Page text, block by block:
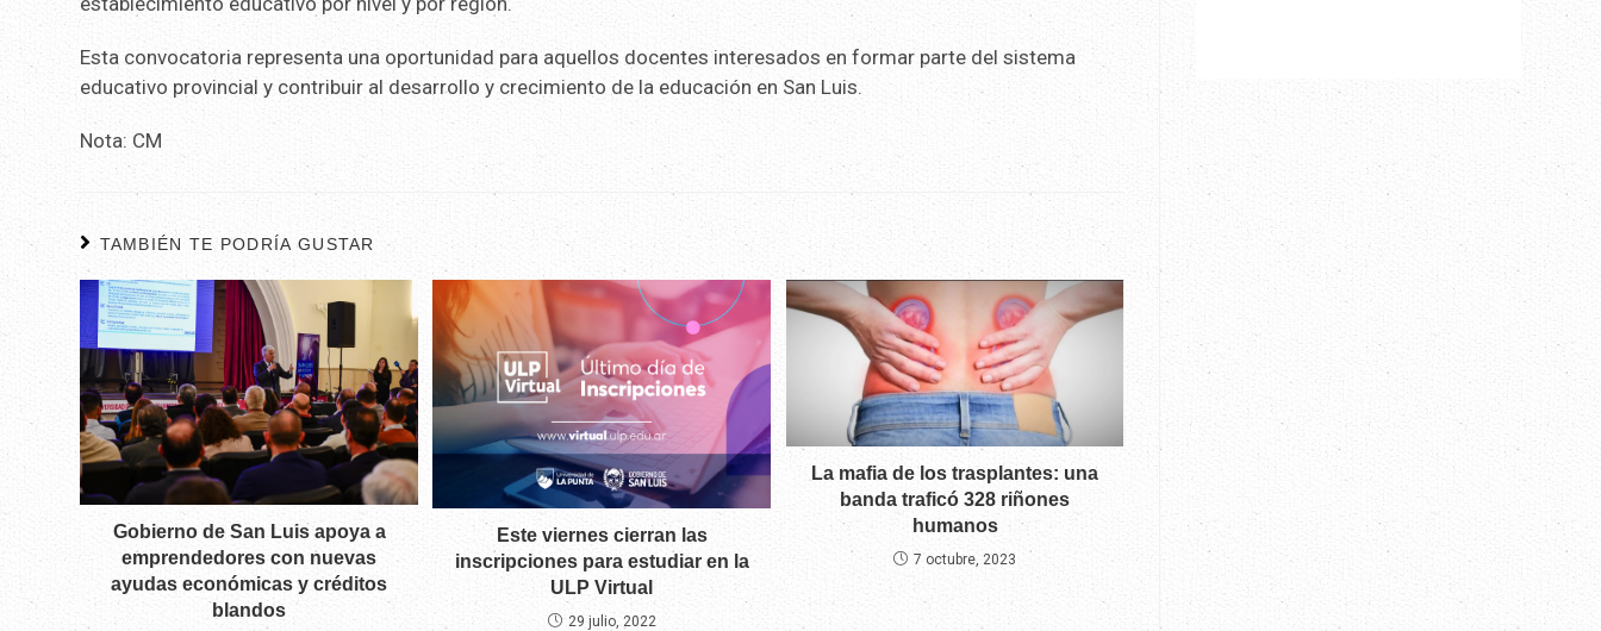
Esta convocatoria representa una oportunidad para aquellos docentes interesados en formar parte del sistema
educativo provincial y contribuir al desarrollo y crecimiento de la educación en San Luis.
Nota: CM
TAMBIÉN TE PODRÍA GUSTAR
Gobierno de San Luis apoya a
emprendedores con nuevas
ayudas económicas y créditos
blandos
Este viernes cierran las
inscripciones para estudiar en la
ULP Virtual
29 julio, 2022
La mafia de los trasplantes: una
banda traficó 328 riñones
humanos
7 octubre, 2023